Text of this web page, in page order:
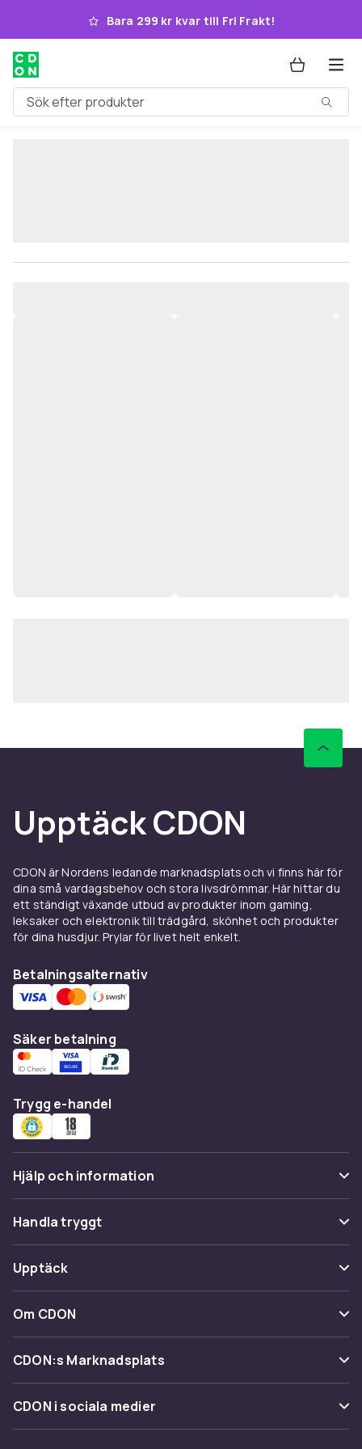
Hoppa till huvudinnehållet
Bara 299 kr kvar till Fri Frakt!
Sök efter produkter
Upptäck CDON
CDON är Nordens ledande marknadsplats och vi finns här för
dina små vardagsbehov och stora livsdrömmar. Här hittar du
ett ständigt växande utbud av produkter inom gaming,
leksaker och elektronik till trädgård, skönhet och produkter
för dina husdjur. Prylar för livet helt enkelt.
Betalningsalternativ
Säker betalning
Trygg e-handel
Hjälp och information
Vanliga frågor
Spåra paket
Ångra & Returnera här
Kundservice
Handla tryggt
Betalning
Leverans
Återkallelser
Upptäck
Kategorier
Varumärken
Shopit.se
Om CDON
Om oss
Kundrecensioner
CDON:s Marknadsplats
Sälj på CDON
Bli affiliate
CDON i sociala medier